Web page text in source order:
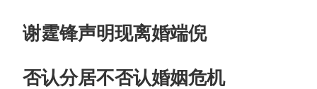
谢霆锋声明现离婚端倪
否认分居不否认婚姻危机